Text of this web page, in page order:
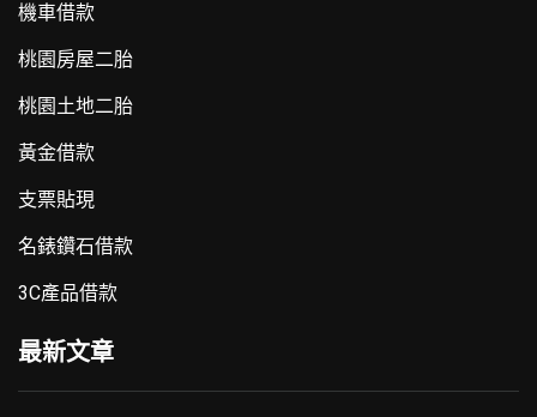
機車借款
桃園房屋二胎
桃園土地二胎
黃金借款
支票貼現
名錶鑽石借款
3C產品借款
最新文章